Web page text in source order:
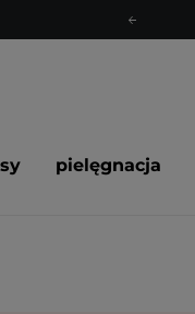
pielęgnacja